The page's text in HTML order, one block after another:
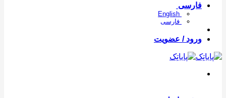
فارسی
فارسی
ورود / عضویت